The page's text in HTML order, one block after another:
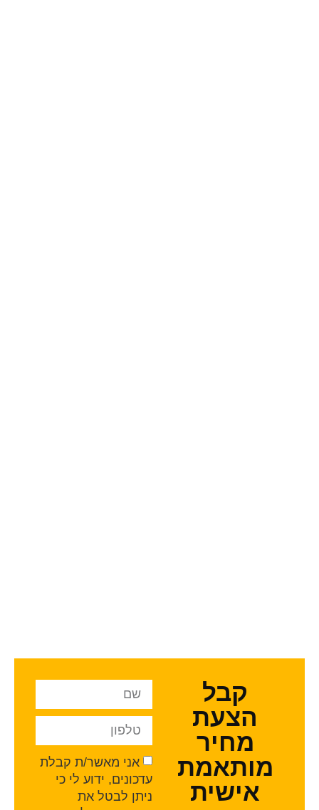
הצעת
מחיר
אישית
אני מאשר/ת קבלת
עדכונים, ידוע לי כי
ניתן לבטל את